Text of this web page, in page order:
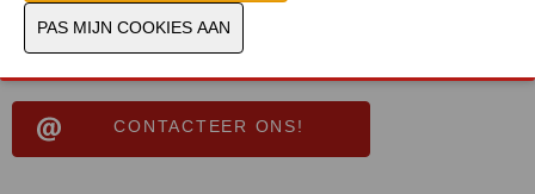
Document
Bekijk catalogus
CONTACTEER ONS!